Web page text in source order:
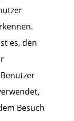
es, den
Besuch